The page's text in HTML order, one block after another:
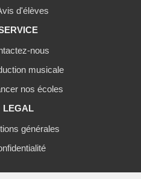
d'élèves
nous
musicale
nos écoles
LEGAL
générales